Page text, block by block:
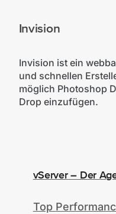
Invision
Invision ist ein
und schnellen
möglich Photoshop
Drop einzufügen.
vServer – Der
Top